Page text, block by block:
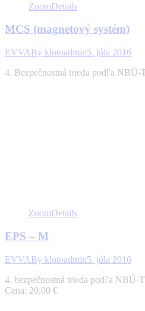
ZoomDetails
MCS (magnetový systém)
EVVABy klotoadmin5. júla 2016
4. Bezpečnostná trieda podľa NBÚ-
ZoomDetails
EPS – M
EVVABy klotoadmin5. júla 2016
4. bezpečnostná trieda podľa NBÚ-
Cena: 20,00 €